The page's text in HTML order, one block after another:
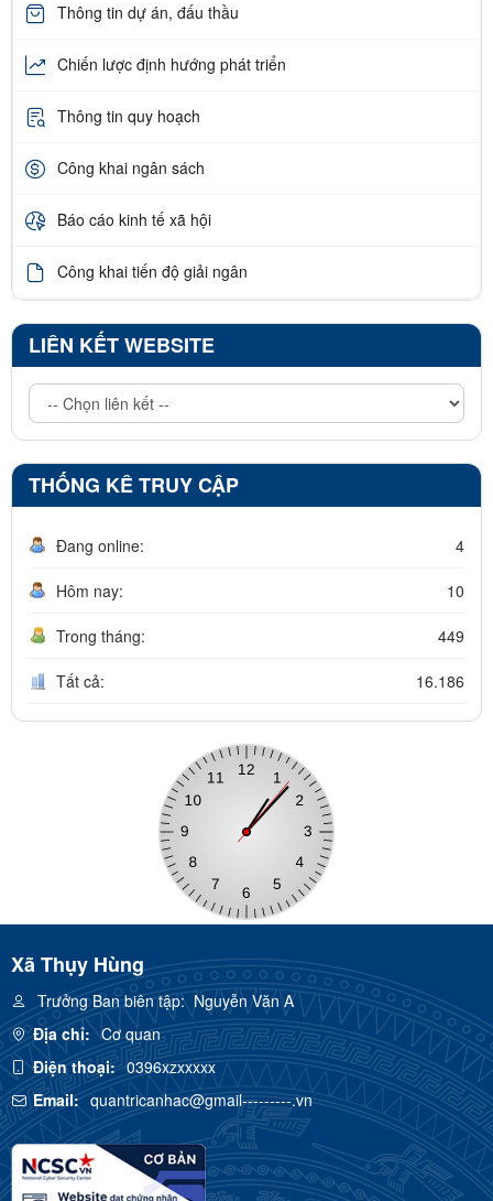
Thông tin dự án, đấu thầu
Chiến lược định hướng phát triển
Thông tin quy hoạch
Công khai ngân sách
Báo cáo kinh tế xã hội
Công khai tiến độ giải ngân
LIÊN KẾT WEBSITE
THỐNG KÊ TRUY CẬP
Đang online: 4
Hôm nay: 10
Trong tháng: 449
Tất cả: 16.186
Xã Thụy Hùng
Trưởng Ban biên tập:Nguyễn Văn A
Địa chỉ: Cơ quan
Điện thoại: 0396xzxxxxx
Email: quantricanhac@gmail---------.vn